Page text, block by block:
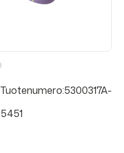
Tuotenumero:5300317A-
5451